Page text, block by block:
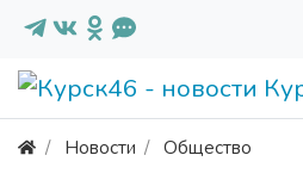
Новости Общество